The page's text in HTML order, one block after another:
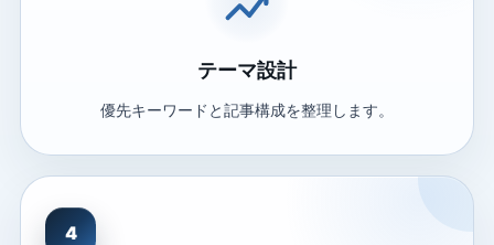
テーマ設計
優先キーワードと記事構成を整理します。
4